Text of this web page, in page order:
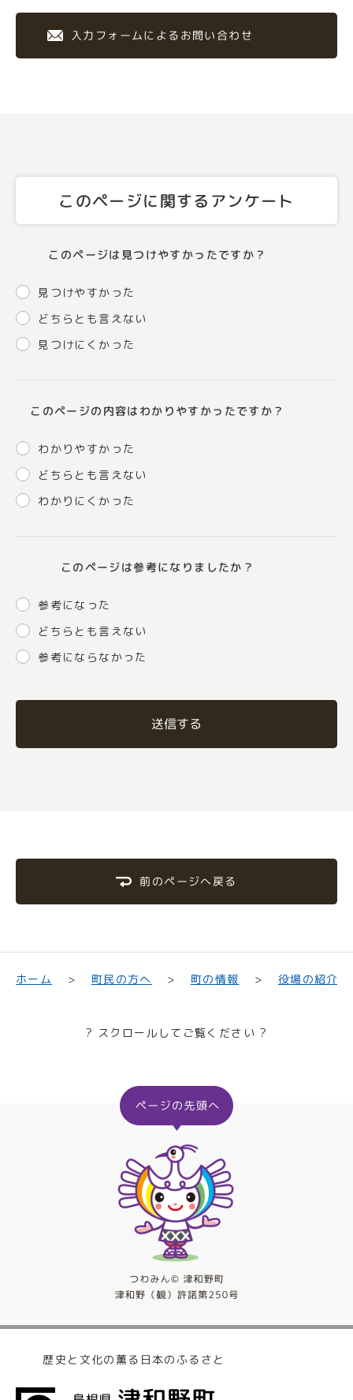
入力フォームによるお問い合わせ
このページに関するアンケート
このページは見つけやすかったですか？
見つけやすかった
どちらとも言えない
見つけにくかった
このページの内容はわかりやすかったですか？
わかりやすかった
どちらとも言えない
わかりにくかった
このページは参考になりましたか？
参考になった
どちらとも言えない
参考にならなかった
送信する
前のページへ戻る
ホーム 町民の方へ 町の情報 役場の紹介
? スクロールしてご覧ください ?
歴史と文化の薫る日本のふるさと